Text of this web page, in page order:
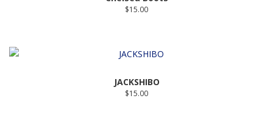
$15.00
JACKSHIBO
$15.00